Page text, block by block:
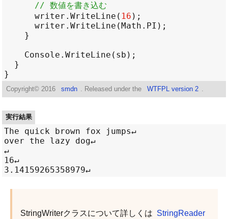
// 数値を書き込む
writer . WriteLine ( 16
writer . WriteLine ( Math . PI
Console . WriteLine ( sb
Copyright© 2016 smdn . Released under the WTFPL version 2 .
実行結果
The quick brown fox jumps↵
over the lazy dog↵
↵
16↵
StringWriterクラスについて詳しくは StringReader